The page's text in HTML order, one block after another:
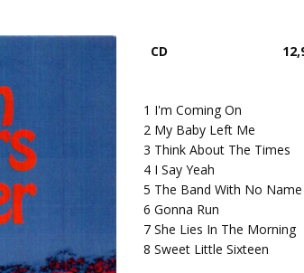
CD
1 I'm Coming On
2 My Baby Left Me
3 Think About The Times
4 I Say Yeah
5 The Band With No Name
6 Gonna Run
7 She Lies In The Morning
8 Sweet Little Sixteen